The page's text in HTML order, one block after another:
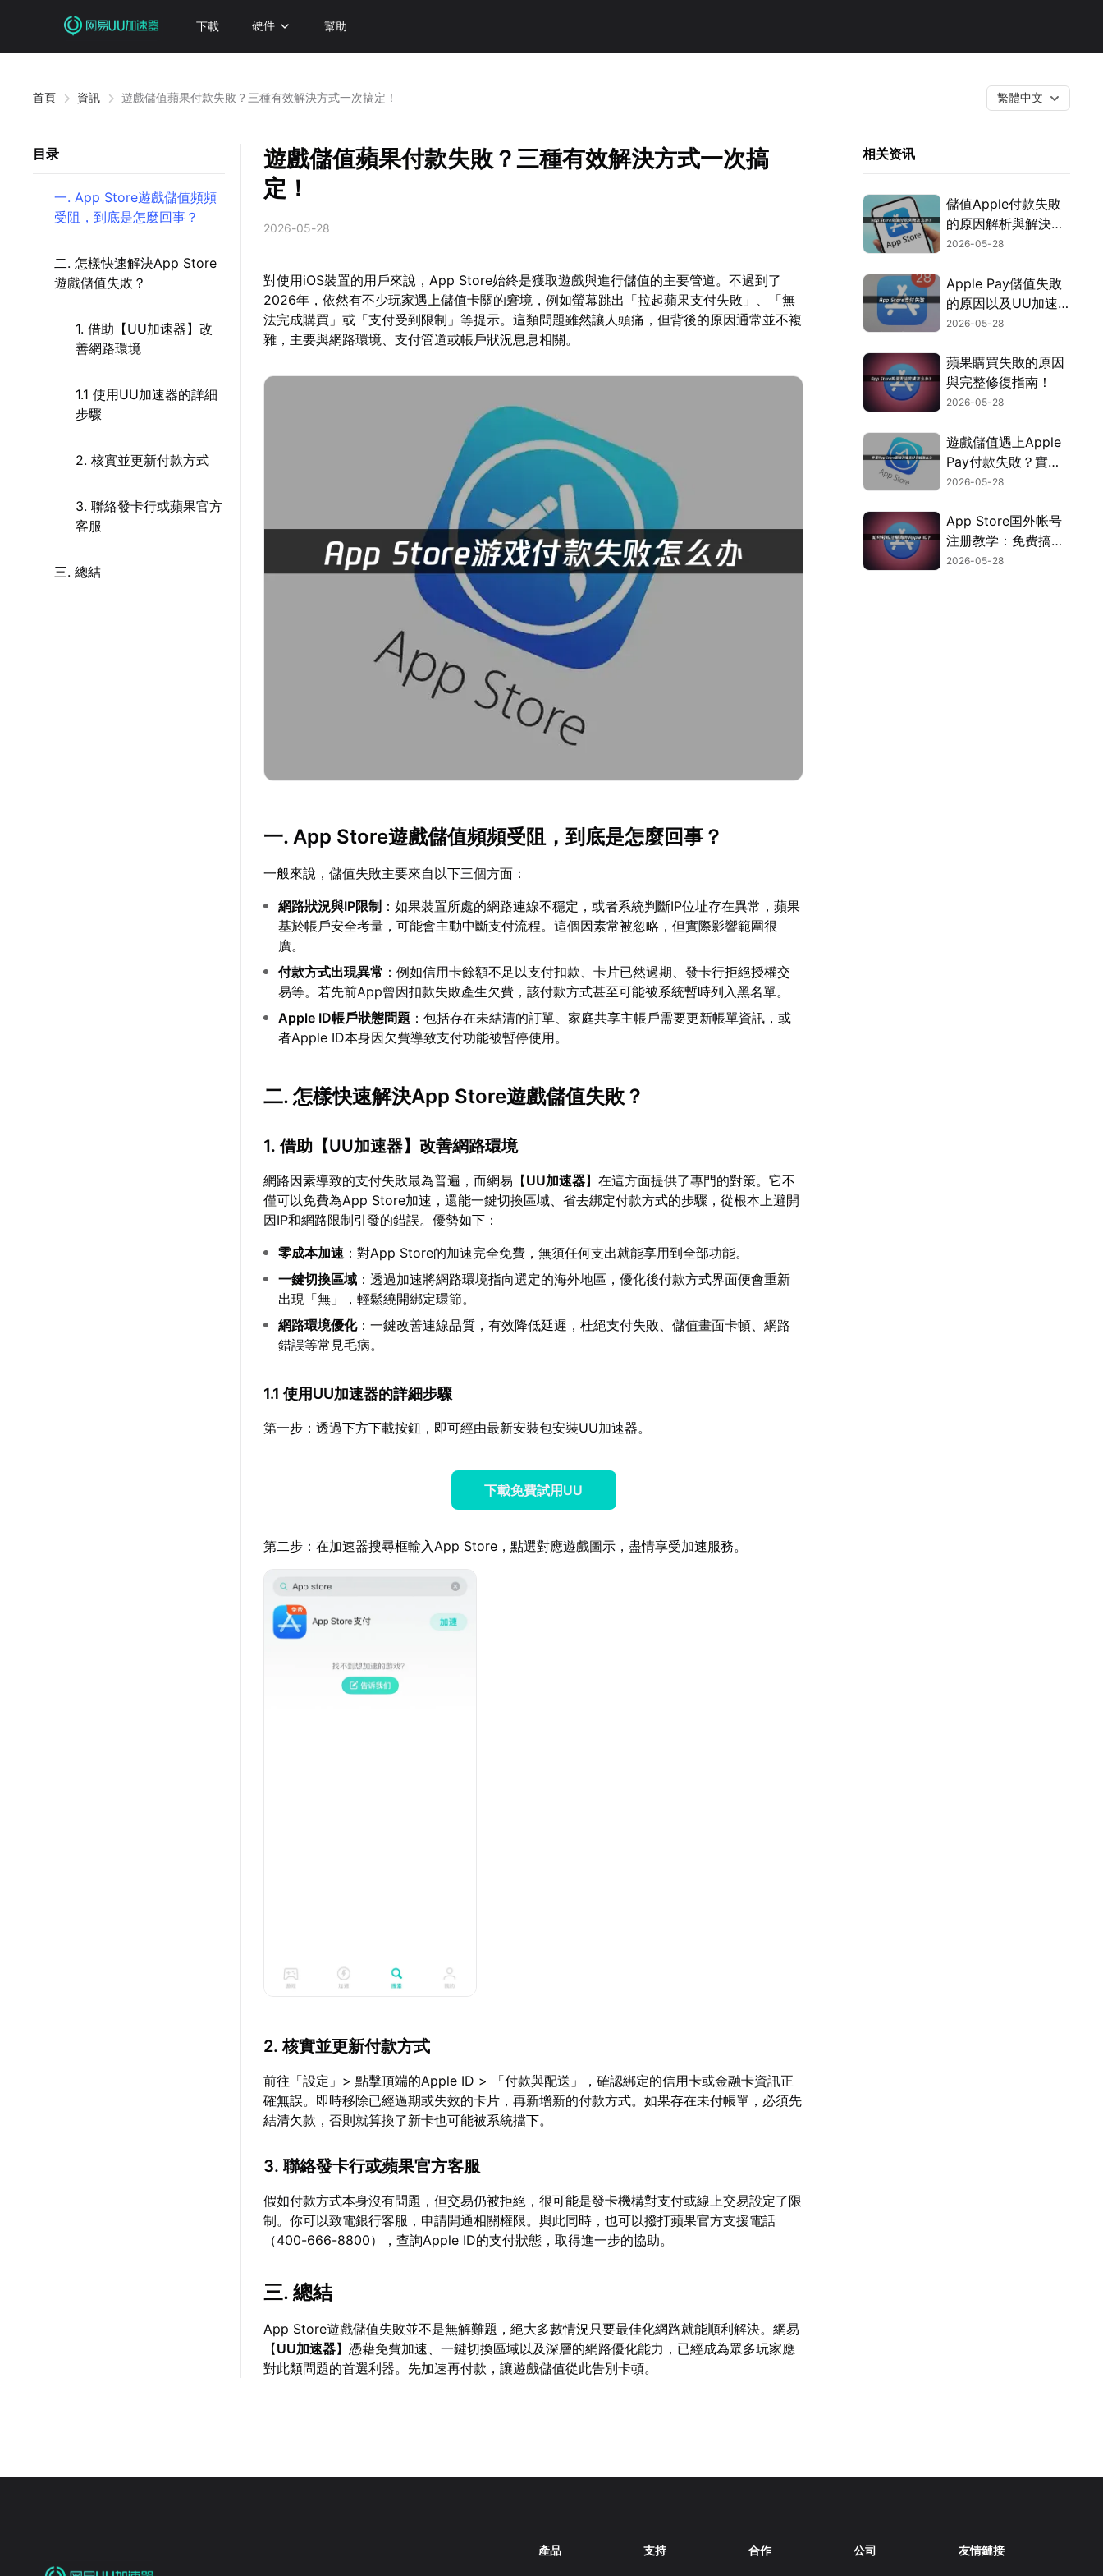
下載 硬件 幫助
首頁 資訊 遊戲儲值蘋果付款失敗？三種有效解決方式一次搞定！ 繁體中文
目录
一. App Store遊戲儲值頻頻
受阻，到底是怎麼回事？
二. 怎樣快速解決App Store
遊戲儲值失敗？
1. 借助【UU加速器】改
善網路環境
1.1 使用UU加速器的詳細
步驟
2. 核實並更新付款方式
3. 聯絡發卡行或蘋果官方
客服
三. 總結
遊戲儲值蘋果付款失敗？三種有效解決方式一次搞
定！
2026-05-28
對使用iOS裝置的用戶來說，App Store始終是獲取遊戲與進行儲值的主要管道。不過到了
2026年，依然有不少玩家遇上儲值卡關的窘境，例如螢幕跳出「拉起蘋果支付失敗」、「無
法完成購買」或「支付受到限制」等提示。這類問題雖然讓人頭痛，但背後的原因通常並不複
雜，主要與網路環境、支付管道或帳戶狀況息息相關。
一. App Store遊戲儲值頻頻受阻，到底是怎麼回事？
一般來說，儲值失敗主要來自以下三個方面：
網路狀況與IP限制 ：如果裝置所處的網路連線不穩定，或者系統判斷IP位址存在異常，蘋果
基於帳戶安全考量，可能會主動中斷支付流程。這個因素常被忽略，但實際影響範圍很
廣。
付款方式出現異常 ：例如信用卡餘額不足以支付扣款、卡片已然過期、發卡行拒絕授權交
易等。若先前App曾因扣款失敗產生欠費，該付款方式甚至可能被系統暫時列入黑名單。
Apple ID帳戶狀態問題 ：包括存在未結清的訂單、家庭共享主帳戶需要更新帳單資訊，或
者Apple ID本身因欠費導致支付功能被暫停使用。
二. 怎樣快速解決App Store遊戲儲值失敗？
1. 借助【UU加速器】改善網路環境
網路因素導致的支付失敗最為普遍，而網易【UU加速器】在這方面提供了專門的對策。它不
僅可以免費為App Store加速，還能一鍵切換區域、省去綁定付款方式的步驟，從根本上避開
因IP和網路限制引發的錯誤。優勢如下：
零成本加速 ：對App Store的加速完全免費，無須任何支出就能享用到全部功能。
一鍵切換區域 ：透過加速將網路環境指向選定的海外地區，優化後付款方式界面便會重新
出現「無」，輕鬆繞開綁定環節。
網路環境優化：一鍵改善連線品質，有效降低延遲，杜絕支付失敗、儲值畫面卡頓、網路
錯誤等常見毛病。
1.1 使用UU加速器的詳細步驟
第一步：透過下方下載按鈕，即可經由最新安裝包安裝UU加速器。
下載免費試用UU
第二步：在加速器搜尋框輸入App Store，點選對應遊戲圖示，盡情享受加速服務。
2. 核實並更新付款方式
前往「設定」> 點擊頂端的Apple ID > 「付款與配送」，確認綁定的信用卡或金融卡資訊正
確無誤。即時移除已經過期或失效的卡片，再新增新的付款方式。如果存在未付帳單，必須先
結清欠款，否則就算換了新卡也可能被系統擋下。
3. 聯絡發卡行或蘋果官方客服
假如付款方式本身沒有問題，但交易仍被拒絕，很可能是發卡機構對支付或線上交易設定了限
制。你可以致電銀行客服，申請開通相關權限。與此同時，也可以撥打蘋果官方支援電話
（400-666-8800），查詢Apple ID的支付狀態，取得進一步的協助。
三. 總結
App Store遊戲儲值失敗並不是無解難題，絕大多數情況只要最佳化網路就能順利解決。網易
【UU加速器】憑藉免費加速、一鍵切換區域以及深層的網路優化能力，已經成為眾多玩家應
對此類問題的首選利器。先加速再付款，讓遊戲儲值從此告別卡頓。
相关资讯
儲值Apple付款失敗
的原因解析與解決方
法！
2026-05-28
Apple Pay儲值失敗
的原因以及UU加速
器的高效解決方案！
2026-05-28
蘋果購買失敗的原因
與完整修復指南！
2026-05-28
遊戲儲值遇上Apple
Pay付款失敗？實用
解決方法完整攻略！
2026-05-28
App Store国外帐号
注册教学：免费搞定
付款与网路问题！
2026-05-28
產品 支持 合作 公司 友情鏈接